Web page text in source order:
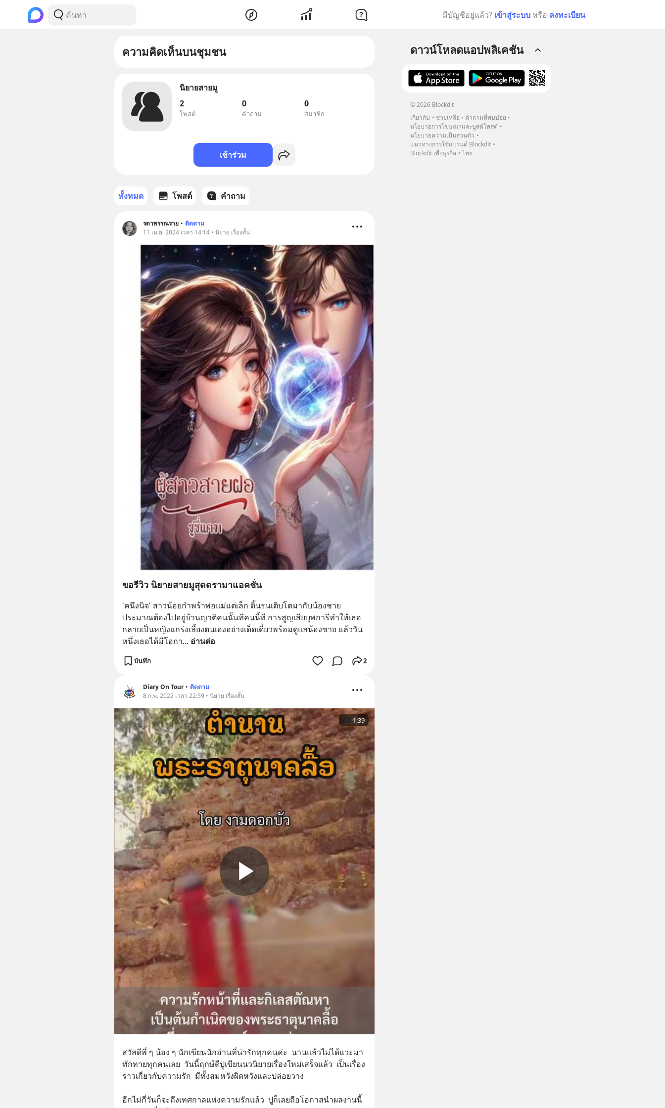
มีบัญชีอยู่แล้ว? เข้าสู่ระบบ หรือ ลงทะเบียน
ความคิดเห็นบนชุมชน
นิยายสายมู
2
โพสต์
0
คำถาม
0
สมาชิก
เข้าร่วม
ทั้งหมด โพสต์ คำถาม
รดาพรรณราย • ติดตาม
11 เม.ย. 2024 เวลา 14:14 • นิยาย เรื่องสั้น
ขอรีวิว นิยายสายมูสุดดรามาแอคชั่น
'คนึงนิจ' สาวน้อยกำพร้าพ่อแม่แต่เล็ก ดิ้นรนเติบโตมากับน้องชาย
ประมาณต้องไปอยู่บ้านญาติคนนั้นทีคนนี้ที การสูญเสียบุพการีทำให้เธอ
กลายเป็นหญิงแกร่งเลี้ยงตนเองอย่างเด็ดเดี่ยวพร้อมดูแลน้องชาย แล้ววัน
หนึ่งเธอได้มีโอกา... อ่านต่อ
บันทึก 2
Diary On Tour • ติดตาม
8 ก.พ. 2022 เวลา 22:59 • นิยาย เรื่องสั้น
1:39
สวัสดีพี่ ๆ น้อง ๆ นักเขียนนักอ่านที่น่ารักทุกคนค่ะ  นานแล้วไม่ได้แวะมา
ทักทายทุกคนเลย  วันนี้ฤกษ์ดีปูเขียนนวนิยายเรื่องใหม่เสร็จแล้ว  เป็นเรื่อง
ราวเกี่ยวกับความรัก  มีทั้งสมหวังผิดหวังและปล่อยวาง
อีกไม่กี่วันก็จะถึงเทศกาลแห่งความรักแล้ว  ปูก็เลยถือโอกาสนำผลงานนี้
ดาวน์โหลดแอปพลิเคชัน
© 2026 Blockdit
เกี่ยวกับ
ช่วยเหลือ
คำถามที่พบบ่อย
นโยบายการโฆษณาและบูสต์โพสต์
นโยบายความเป็นส่วนตัว
แนวทางการใช้แบรนด์ Blockdit
Blockdit เพื่อธุรกิจ
ไทย